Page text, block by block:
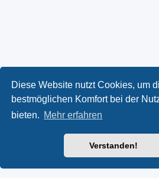
Diese Website nutzt Cookies, um
bestmöglichen Komfort bei der
bieten. Mehr erfahren
Verstanden!